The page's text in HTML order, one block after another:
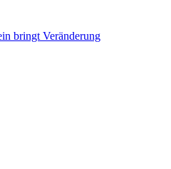
bringt Ver­än­de­rung